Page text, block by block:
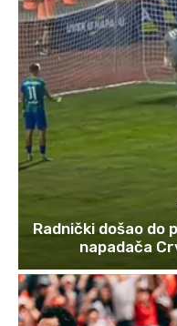
Radnički došao do
napadača